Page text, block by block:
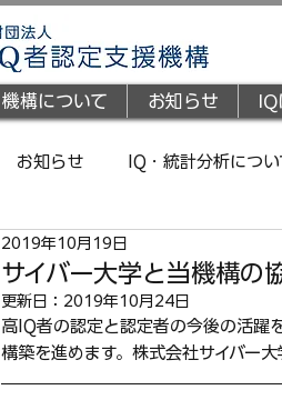
機構について お知らせ
お知らせ IQ・統計分析につい
サイバー大学と当機構の
2019年10月19日
更新日： 2019年10月24日
高IQ者の認定と認定者の今後の活躍
構築を進めます。株式会社サイバー